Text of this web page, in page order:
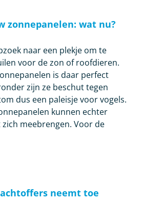
zonnepanelen: wat nu?
naar een plekje om te
voor de zon of roofdieren.
is daar perfect
zijn ze beschut tegen
dus een paleisje voor vogels.
kunnen echter
meebrengen. Voor de
neemt toe